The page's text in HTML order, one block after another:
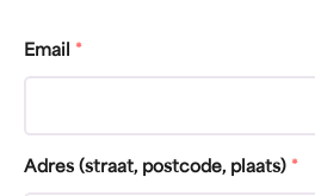
Email *
Adres (straat, postcode, plaats) *